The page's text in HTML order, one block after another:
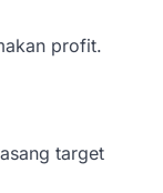
profit.
target